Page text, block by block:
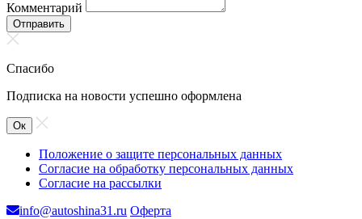
Комментарий
Отправить
Спасибо
Подписка на новости успешно оформлена
Ок
Положение о защите персональных данных
Согласие на обработку персональных данных
Согласие на рассылки
info@autoshina31.ru Оферта